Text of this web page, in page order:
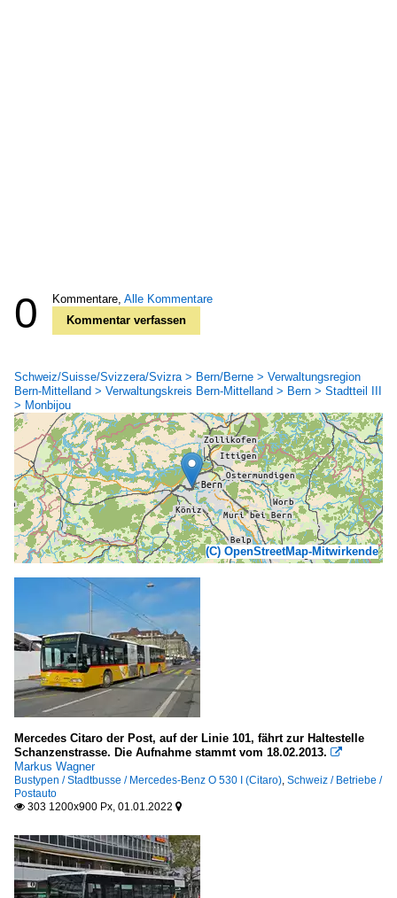
0 Kommentare, Alle Kommentare
Kommentar verfassen
Schweiz/Suisse/Svizzera/Svizra > Bern/Berne > Verwaltungsregion
Bern-Mittelland > Verwaltungskreis Bern-Mittelland > Bern > Stadtteil III
> Monbijou
(C) OpenStreetMap-Mitwirkende
Mercedes Citaro der Post, auf der Linie 101, fährt zur Haltestelle
Schanzenstrasse. Die Aufnahme stammt vom 18.02.2013. 
Markus Wagner
Bustypen / Stadtbusse / Mercedes-Benz O 530 I (Citaro), Schweiz / Betriebe /
Postauto
 303 1200x900 Px, 01.01.2022 